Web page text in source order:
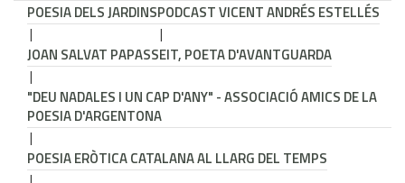
POESIA DELS JARDINSPODCAST VICENT ANDRÉS ESTELLÉS
JOAN SALVAT PAPASSEIT, POETA D'AVANTGUARDA
"DEU NADALES I UN CAP D'ANY" - ASSOCIACIÓ AMICS DE LA
POESIA D'ARGENTONA
POESIA ERÒTICA CATALANA AL LLARG DEL TEMPS